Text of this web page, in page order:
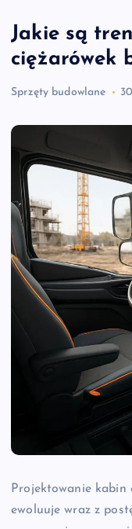
Jakie są
ciężarówek
Sprzęty budowlane
Projektowanie kabin
ewoluuje wraz z